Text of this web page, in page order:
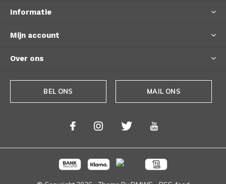
Informatie
Mijn account
Over ons
BEL ONS MAIL ONS